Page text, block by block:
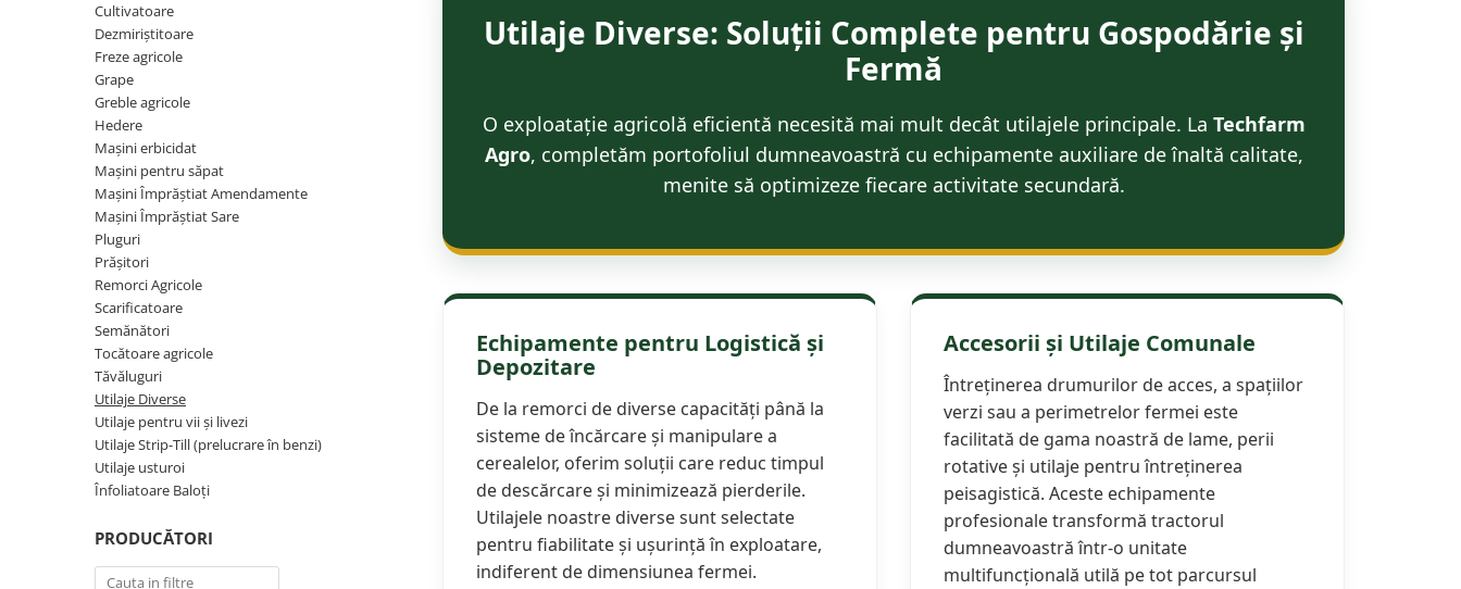
Grape Rotative
Greble agricole
Maşini erbicidat
Mașini pentru săpat
Mașini Împrăștiat Amendamente
Mașini Împrăștiat Sare
Pluguri Reversibile
Pluguri Rotative
Remorci Agricole
Remorci Tehnologice
Remorci Transfer Cereale
Remorci Transport
Remorci Transport Baloţi
Scarificatoare
Semănători
Utilaje Diverse: Soluții Complete pentru Gospodărie și
Fermă
O exploatație agricolă eficientă necesită mai mult decât utilajele principale. La Techfarm
Agro, completăm portofoliul dumneavoastră cu echipamente auxiliare de înaltă calitate,
menite să optimizeze fiecare activitate secundară.
Echipamente pentru Logistică și
Depozitare
De la remorci de diverse capacități până la
sisteme de încărcare și manipulare a
cerealelor, oferim soluții care reduc timpul
de descărcare și minimizează pierderile.
Utilajele noastre diverse sunt selectate
pentru fiabilitate și ușurință în exploatare,
indiferent de dimensiunea fermei.
Accesorii și Utilaje Comunale
Întreținerea drumurilor de acces, a spațiilor
verzi sau a perimetrelor fermei este
facilitată de gama noastră de lame, perii
rotative și utilaje pentru întreținerea
peisagistică. Aceste echipamente
profesionale transformă tractorul
dumneavoastră într-o unitate
multifuncțională utilă pe tot parcursul
Cultivatoare
Dezmiriștitoare
Freze agricole
Grape
Greble agricole
Hedere
Maşini erbicidat
Mașini pentru săpat
Mașini Împrăștiat Amendamente
Mașini Împrăștiat Sare
Pluguri
Prășitori
Remorci Agricole
Scarificatoare
Semănători
Tocătoare agricole
Tăvăluguri
Utilaje Diverse
Utilaje pentru vii şi livezi
Utilaje Strip-Till (prelucrare în benzi)
Utilaje usturoi
Înfoliatoare Baloţi
PRODUCĂTORI